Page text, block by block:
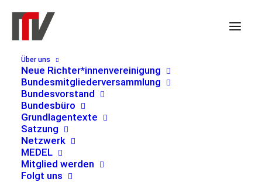
Über uns
Neue Richter*innenvereinigung
Bundesmitgliederversammlung
Bundesvorstand
Bundesbüro
Grundlagentexte
Satzung
Netzwerk
MEDEL
Mitglied werden
Folgt uns
Veranstaltungen
13.02.2025 - 23.06.2025
Datum
wählen.
Februar 2025
FR.
14